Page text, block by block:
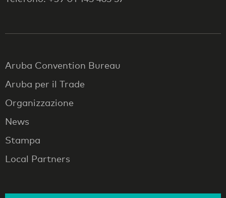
Aruba Convention Bureau
Aruba per il Trade
Organizzazione
News
Stampa
Local Partners